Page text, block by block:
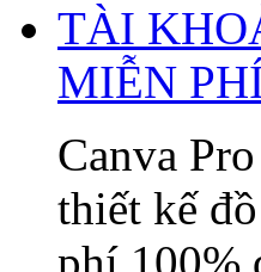
TÀI
MIỄN
Canva
thiết kế
phí 100%